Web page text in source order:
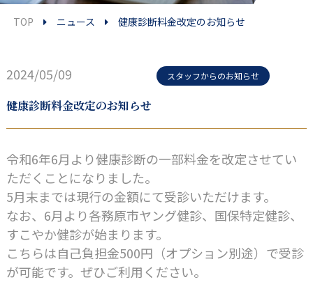
TOP ニュース 健康診断料金改定のお知らせ
2024/05/09 スタッフからのお知らせ
健康診断料金改定のお知らせ
令和6年6月より健康診断の一部料金を改定させてい
ただくことになりました。
5月末までは現行の金額にて受診いただけます。
なお、6月より各務原市ヤング健診、国保特定健診、
すこやか健診が始まります。
こちらは自己負担金500円（オプション別途）で受診
が可能です。ぜひご利用ください。